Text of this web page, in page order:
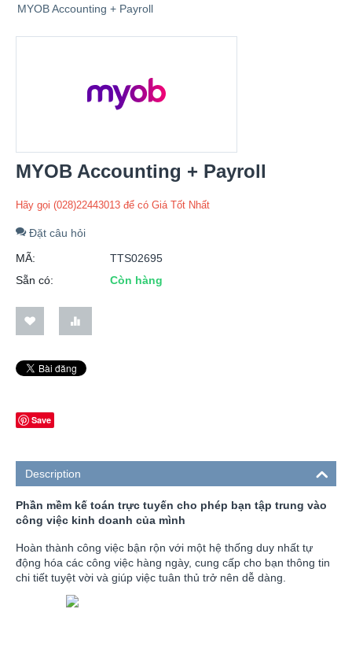
MYOB Accounting + Payroll
MYOB Accounting + Payroll
Hãy gọi (028)22443013 để có Giá Tốt Nhất
Đặt câu hỏi
MÃ:
TTS02695
Sẵn có:
Còn hàng
Save
Description
Phần mềm kế toán trực tuyến cho phép bạn tập trung vào
công việc kinh doanh của mình
Hoàn thành công việc bận rộn với một hệ thống duy nhất tự
động hóa các công việc hàng ngày, cung cấp cho bạn thông tin
chi tiết tuyệt vời và giúp việc tuân thủ trở nên dễ dàng.